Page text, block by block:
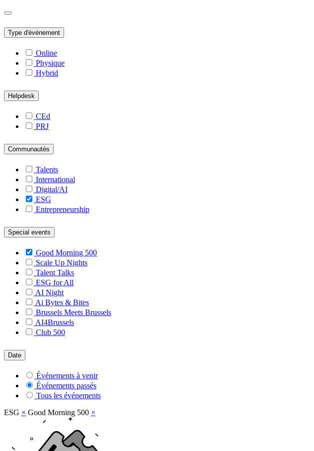
Type d'événement
Online
Physique
Hybrid
Helpdesk
CEd
PRJ
Communautés
Talents
International
Digital/AI
ESG
Entrepreneurship
Special events
Good Morning 500
Scale Up Nights
Talent Talks
ESG for All
AI Night
Ai Bytes & Bites
Brussels Meets Brussels
AI4Brussels
Club 500
Date
Événements à venir
Événements passés
Tous les événements
ESG × Good Morning 500 ×